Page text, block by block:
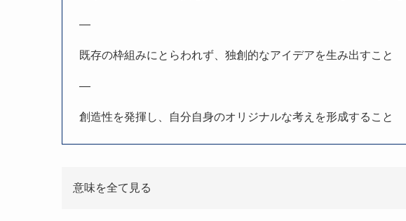
—
既存の枠組みにとらわれず、独創的なアイデアを生み出すこと
—
創造性を発揮し、自分自身のオリジナルな考えを形成すること
意味を全て見る